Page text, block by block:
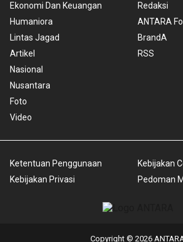
Ekonomi Dan Keuangan
Humaniora
Lintas Jagad
Artikel
Nasional
Nusantara
Foto
Video
Redaksi
ANTARA
BrandA
RSS
Ketentuan Penggunaan
Kebijakan Privasi
Kebijakan
Pedoman
Copyright © 2026